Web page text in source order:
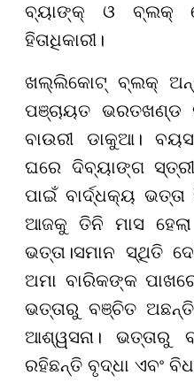
ବ୍ୟାଙ୍କ୍ ଓ ବ୍ଲକ୍
ହିତାଧିକାରୀ।
ଖଲ୍ଲିକୋଟ୍ ବ୍ଲକ୍
ପଞ୍ଚାୟତ ଭରତଖଣ୍ଡ
ବାଉରୀ ଡାକୁଆ।
ଘରେ ଦିବ୍ୟାଙ୍ଗ
ପାଇଁ ବାର୍ଦ୍ଧକ୍ୟ
ଆଜକୁ ତିନି ମାସ
ଭତ୍ତା।ସମାନ ସ୍ଥିତି
ଅମା ବାରିକଙ୍କ
ଭତ୍ତାରୁ ବଞ୍ଚିତ
ଆଶ୍ୱସନା। ଭତ୍ତାରୁ
ରହିଛନ୍ତି ବୃଦ୍ଧା ଏବଂ